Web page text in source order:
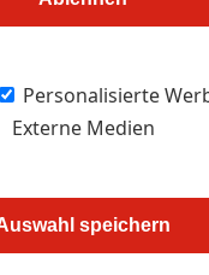
Personalisierte
Externe Medien
speichern
aus unterschiedlichen
Hilfen und neue Gesetze
Fragen,